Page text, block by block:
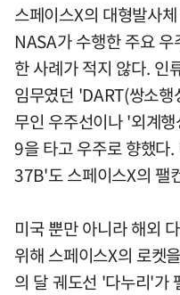
스페이스X의 대형발사
NASA가 수행한 주요
한 사례가 적지 않다. 인
임무였던 'DART(쌍소
무인 우주선이나 '외계
9을 타고 우주로 향했다
37B'도 스페이스X의 팰
미국 뿐만 아니라 해외
위해 스페이스X의 로켓
의 달 궤도선 '다누리'가